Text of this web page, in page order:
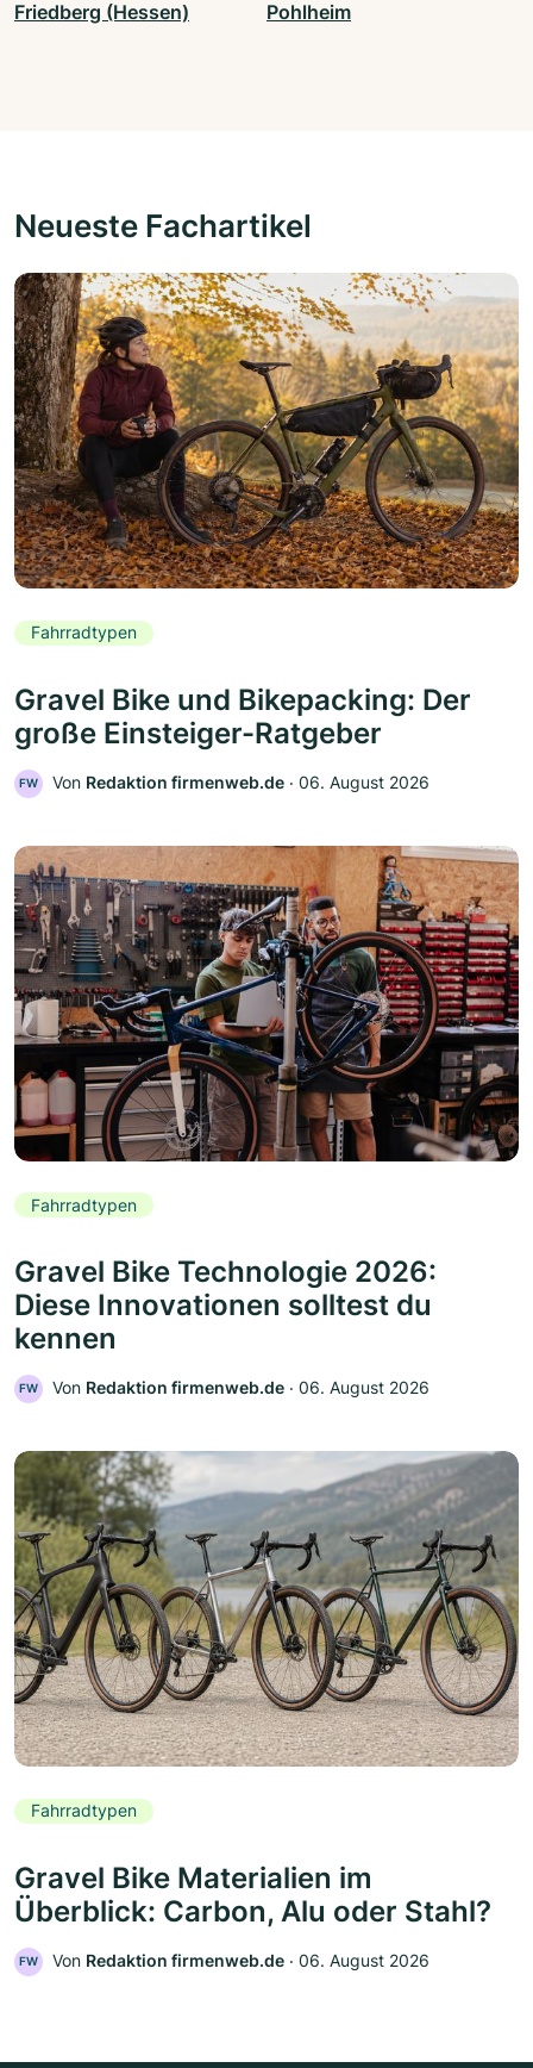
Friedberg (Hessen) Pohlheim
Neueste Fachartikel
Fahrradtypen
Gravel Bike und Bikepacking: Der
große Einsteiger-Ratgeber
FW Von Redaktion firmenweb.de ‧ 06. August 2026
Fahrradtypen
Gravel Bike Technologie 2026:
Diese Innovationen solltest du
kennen
FW Von Redaktion firmenweb.de ‧ 06. August 2026
Fahrradtypen
Gravel Bike Materialien im
Überblick: Carbon, Alu oder Stahl?
FW Von Redaktion firmenweb.de ‧ 06. August 2026